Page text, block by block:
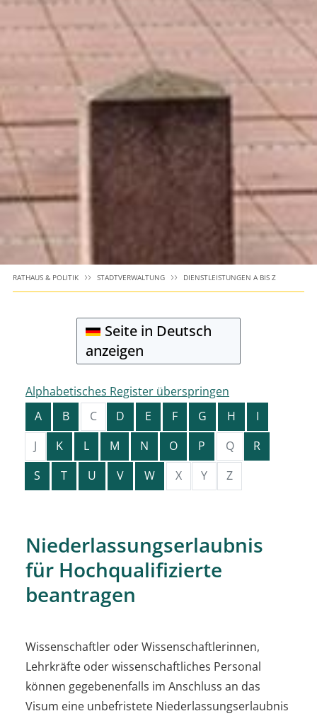
RATHAUS & POLITIK STADTVERWALTUNG DIENSTLEISTUNGEN A BIS Z
Seite in Deutsch
anzeigen
Alphabetisches Register überspringen
A
B C D E F G H
I
J
K L M N O P Q
R
S
T U V W X Y Z
Niederlassungserlaubnis
für Hochqualifizierte
beantragen
Wissenschaftler oder Wissenschaftlerinnen,
Lehrkräfte oderwissenschaftliches Personal
können gegebenenfalls im Anschluss an das
Visum eine unbefristete Niederlassungserlaubnis